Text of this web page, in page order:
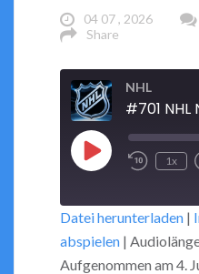
04 07 , 2026
Share
NHL
Play
Rewind
Seconds
1x
RSS FEED
SHARE
Datei herunterladen |
abspielen |
Aufgenommen am 4.